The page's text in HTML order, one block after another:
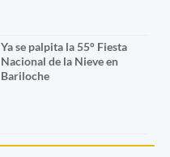
Ya se palpita la 55° Fiesta
Nacional de la Nieve en
Bariloche